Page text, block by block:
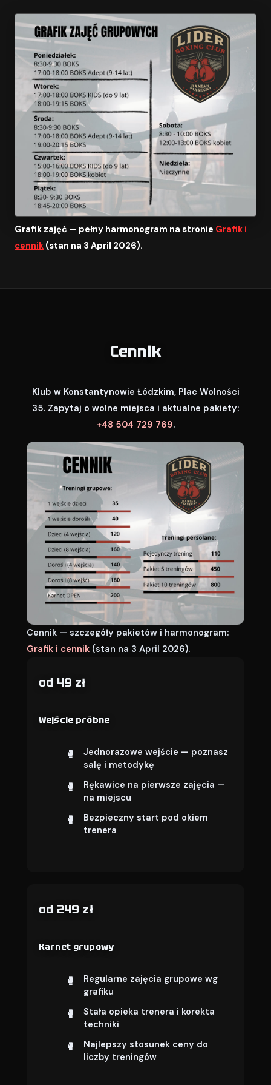
Grafik zajęć — pełny harmonogram na stronie Grafik i
cennik (stan na 3 April 2026).
Cennik
Klub w Konstantynowie Łódzkim, Plac Wolności
35. Zapytaj o wolne miejsca i aktualne pakiety:
+48 504 729 769.
Cennik — szczegóły pakietów i harmonogram:
Grafik i cennik (stan na 3 April 2026).
od 49 zł
Wejście próbne
Jednorazowe wejście — poznasz
salę i metodykę
Rękawice na pierwsze zajęcia —
na miejscu
Bezpieczny start pod okiem
trenera
od 249 zł
Karnet grupowy
Regularne zajęcia grupowe wg
grafiku
Stała opieka trenera i korekta
techniki
Najlepszy stosunek ceny do
liczby treningów